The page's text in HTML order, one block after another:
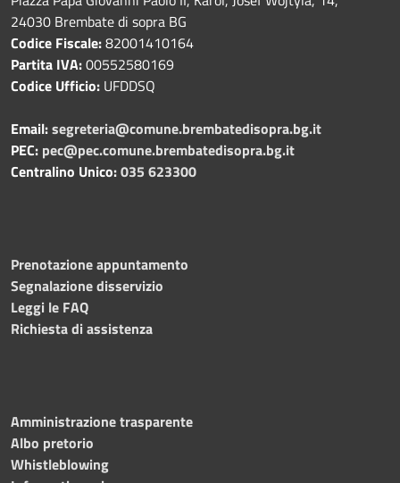
24030 Brembate di sopra BG
Codice Fiscale:82001410164
Partita IVA:00552580169
Codice Ufficio: UFDDSQ
Email:segreteria@comune.brembatedisopra.bg.it
PEC: pec@pec.comune.brembatedisopra.bg.it
Centralino Unico:035 623300
Prenotazione appuntamento
Segnalazione disservizio
Leggi le FAQ
Richiesta di assistenza
Amministrazione trasparente
Albo pretorio
Whistleblowing